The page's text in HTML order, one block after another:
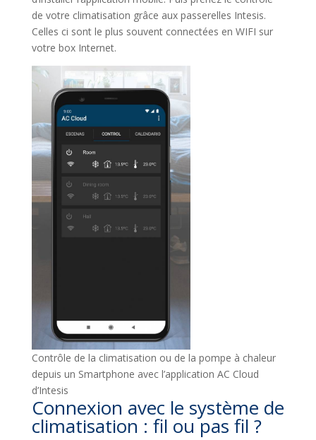
de votre climatisation grâce aux passerelles Intesis.
Celles ci sont le plus souvent connectées en WIFI sur
votre box Internet.
Contrôle de la climatisation ou de la pompe à chaleur
depuis un Smartphone avec l’application AC Cloud
d’Intesis
Connexion avec le système de
climatisation : fil ou pas fil ?